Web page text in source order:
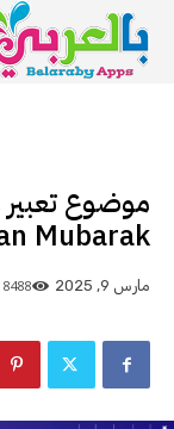
موضوع
Mubarak
مارس 9, 2025 8488